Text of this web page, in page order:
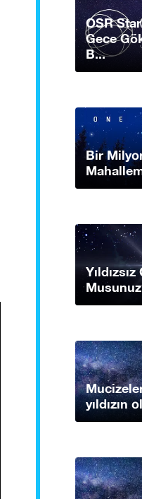
OSR
Gece
B...
Bir
yıldızın